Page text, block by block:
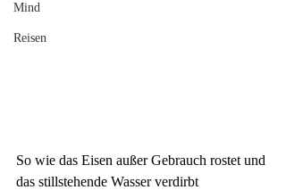
Mind
Reisen
So wie das Eisen außer Gebrauch rostet und
das stillstehende Wasser verdirbt